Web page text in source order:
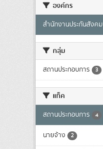
องค์กร
สำนักงานประกันสังคม
กลุ่ม
สถานประกอบการ 3
แท็ค
สถานประกอบการ 4
นายจ้าง 2